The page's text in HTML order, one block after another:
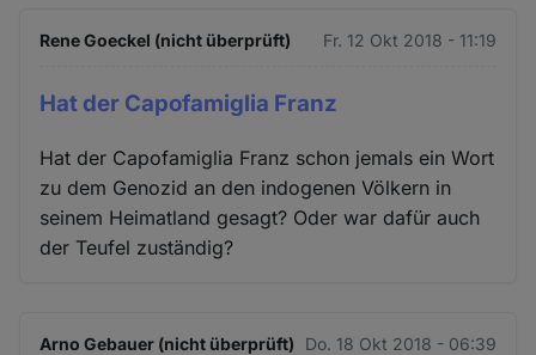
Rene Goeckel (nicht überprüft) Fr. 12 Okt 2018 - 11:19
Hat der Capofamiglia Franz
Hat der Capofamiglia Franz schon jemals ein Wort
zu dem Genozid an den indogenen Völkern in
seinem Heimatland gesagt? Oder war dafür auch
der Teufel zuständig?
Arno Gebauer (nicht überprüft) Do. 18 Okt 2018 - 06:39